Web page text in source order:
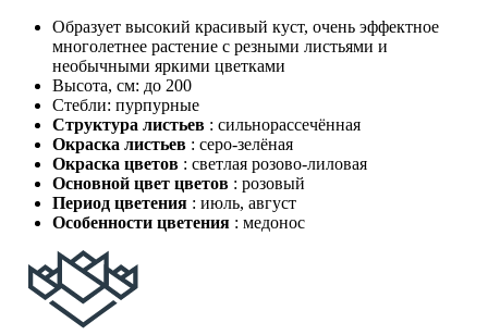
Образует высокий красивый куст, очень эффектное
многолетнее растение с резными листьями и
необычными яркими цветками
Высота, см: до 200
Стебли: пурпурные
Структура листьев : сильнорассечённая
Окраска листьев : серо-зелёная
Окраска цветов : светлая розово-лиловая
Основной цвет цветов : розовый
Период цветения : июль, август
Особенности цветения : медонос